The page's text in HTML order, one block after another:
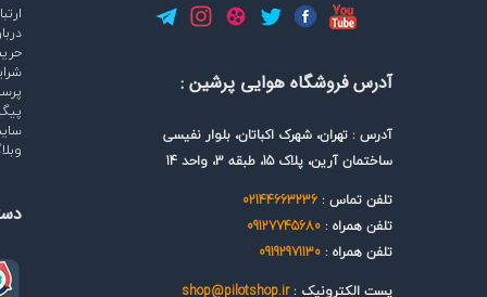
Platronics
Randolph
RayTalk
RealSimGear
Remove Before Flight
Rotax
Saitek-Logitech
آدرس فروشگاه هوایی پرشین :
آدرس : تهران، شهرک اکباتان، بلوار نفیسی
ساختمان آرین، پلاک 15، طبقه 3، واحد 14
تلفن تماس :02144663236
تلفن همراه :09127745680
تلفن همراه :09192971130
پست الکترونیک :shop@pilotshop.ir